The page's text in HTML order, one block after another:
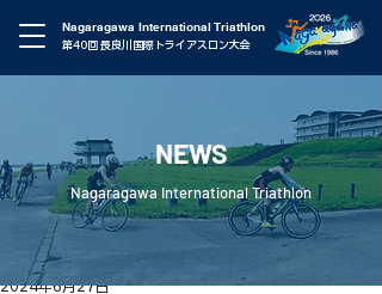
Nagaragawa International Triathlon
第40回 長良川国際トライアスロン大会
2024年6月27日
NEWS
Nagaragawa International Triathlon